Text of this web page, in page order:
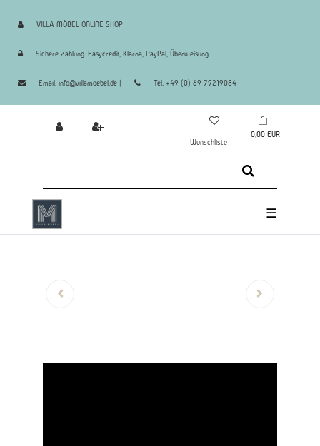
VILLA MÖBEL ONLINE SHOP
Sichere Zahlung: Easycredit, Klarna, PayPal, Überweisung
Email: info@villamoebel.de | Tel: +49 (0) 69 79219084
☰
Wunschliste
0,00 EUR
Zurück Nächste